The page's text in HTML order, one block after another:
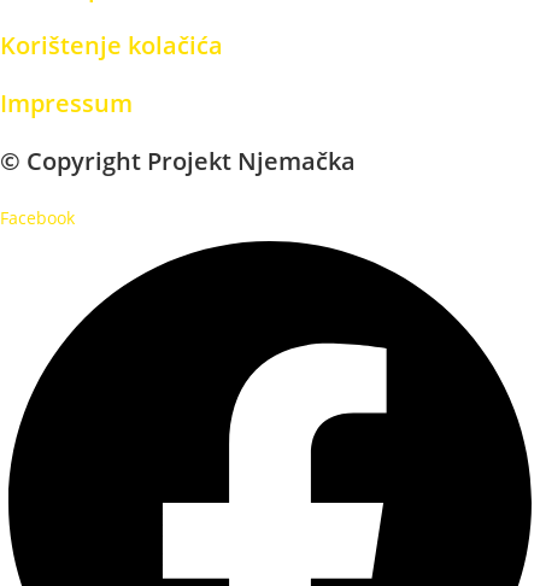
Korištenje kolačića
Impressum
© Copyright Projekt Njemačka
Facebook